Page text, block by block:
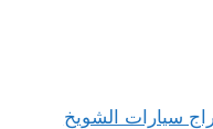
سيارات الشويخ